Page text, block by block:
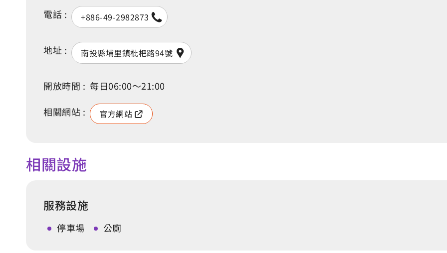
電話 : +886-49-2982873
地址 : 南投縣埔里鎮枇杷路94號
開放時間 : 每日06:00～21:00
相關網站 :
官方網站
相關設施
服務設施
停車場 公廁